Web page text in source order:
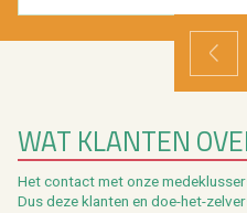
WAT KLANTEN
Het contact met onze
Dus deze klanten en doe-het-